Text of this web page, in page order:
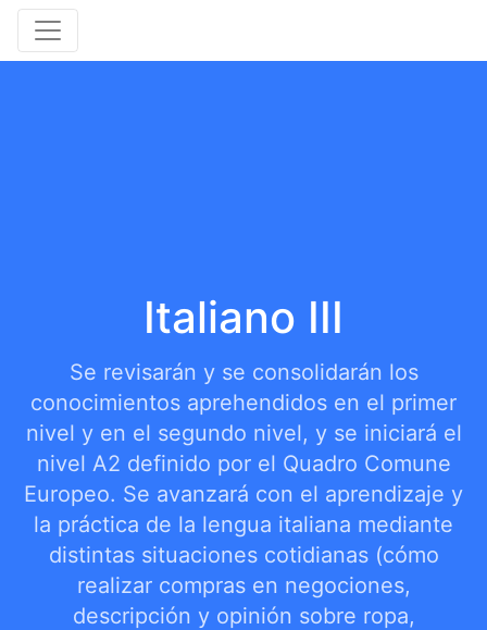
Italiano III
Se revisarán y se consolidarán los
conocimientos aprehendidos en el primer
nivel y en el segundo nivel, y se iniciará el
nivel A2 definido por el Quadro Comune
Europeo. Se avanzará con el aprendizaje y
la práctica de la lengua italiana mediante
distintas situaciones cotidianas (cómo
realizar compras en negociones,
descripción y opinión sobre ropa,